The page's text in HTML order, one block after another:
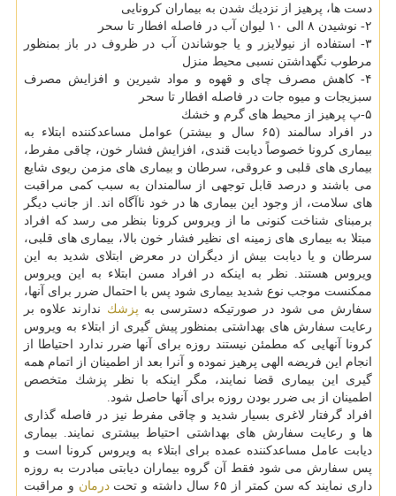
دست ها، پرهیز از نزدیك شدن به بیماران كرونایی
۲- نوشیدن ۸ الی ۱۰ لیوان آب در فاصله افطار تا سحر
۳- استفاده از نیولایزر و یا جوشاندن آب در ظروف در باز بمنظور
مرطوب نگهداشتن نسبی محیط منزل
۴- كاهش مصرف چای و قهوه و مواد شیرین و افزایش مصرف
سبزیجات و میوه جات در فاصله افطار تا سحر
۵-پ پرهیز از محیط های گرم و خشك
در افراد سالمند (۶۵ سال و بیشتر) عوامل مساعدكننده ابتلاء به
بیماری كرونا خصوصاً دیابت قندی، افزایش فشار خون، چاقی مفرط،
بیماری های قلبی و عروقی، سرطان و بیماری های مزمن ریوی شایع
می باشند و درصد قابل توجهی از سالمندان به سبب كمی مراقبت
های سلامت، از وجود این بیماری ها در خود ناآگاه اند. از جانب دیگر
برمبنای شناخت كنونی ما از ویروس كرونا بنظر می رسد كه افراد
مبتلا به بیماری های زمینه ای نظیر فشار خون بالا، بیماری های قلبی،
سرطان و یا دیابت بیش از دیگران در معرض ابتلای شدید به این
ویروس هستند. نظر به اینكه در افراد مسن ابتلاء به این ویروس
ممكنست موجب نوع شدید بیماری شود پس با احتمال ضرر برای آنها،
سفارش می شود در صورتیكه دسترسی به پزشك ندارند علاوه بر
رعایت سفارش های بهداشتی بمنظور پیش گیری از ابتلاء به ویروس
كرونا آنهایی كه مطمئن نیستند روزه برای آنها ضرر ندارد احتیاطا از
انجام این فریضه الهی پرهیز نموده و آنرا بعد از اطمینان از اتمام همه
گیری این بیماری قضا نمایند، مگر اینكه با نظر پزشك متخصص
اطمینان از بی ضرر بودن روزه برای آنها حاصل شود.
افراد گرفتار لاغری بسیار شدید و چاقی مفرط نیز در فاصله گذاری
ها و رعایت سفارش های بهداشتی احتیاط بیشتری نمایند. بیماری
دیابت عامل مساعدكننده عمده برای ابتلاء به ویروس كرونا است و
پس سفارش می شود فقط آن گروه بیماران دیابتی مبادرت به روزه
داری نمایند كه سن كمتر از ۶۵ سال داشته و تحت
درمان و مراقبت